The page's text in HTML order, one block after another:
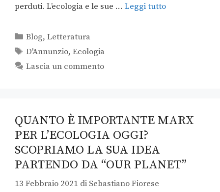
perduti. L’ecologia e le sue … Leggi tutto
Blog,Letteratura
D'Annunzio,Ecologia
Lascia un commento
QUANTO È IMPORTANTE MARX
PER L’ECOLOGIA OGGI?
SCOPRIAMO LA SUA IDEA
PARTENDO DA “OUR PLANET”
13 Febbraio 2021 di Sebastiano Fiorese